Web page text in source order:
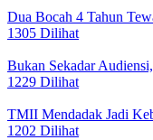
Dua Bocah 4 Tahun
1305 Dilihat
Bukan Sekadar
1229 Dilihat
TMII Mendadak Jadi
1202 Dilihat